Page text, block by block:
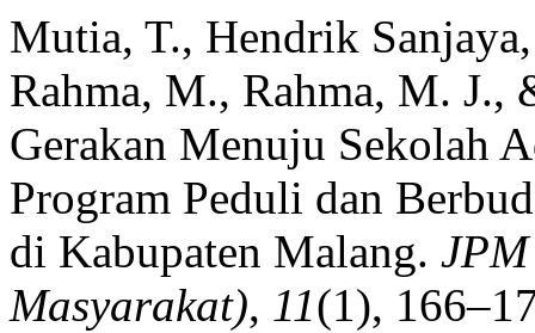
Mutia, T., Hendrik
Rahma, M., Rahma, M.
Gerakan Menuju Sekolah
Program Peduli dan
di Kabupaten Malang.
Masyarakat), 11(1),